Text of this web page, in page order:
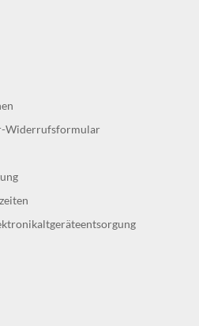
Widerrufsformular